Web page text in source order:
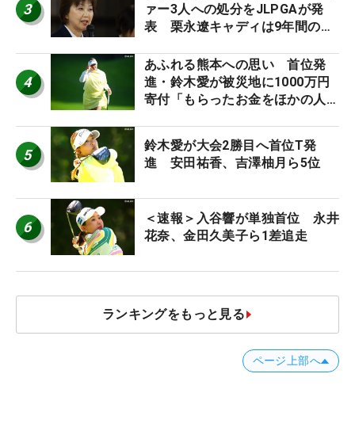
3
ァー3人への処分をJLPGAが発
表 栗永遼キャディは9年間の立
4
あふれる熊本への思い 首位発
進・鈴木愛が被災地に1000万円
寄付「もらったお金をほかの人
5
鈴木愛が大会2勝目へ首位T発
進 安田祐香、吉澤柚月ら5位
6
＜速報＞入谷響が単独首位 永井
花奈、金田久美子ら1差追走
ランキングをもっと見る
ページ上部へ